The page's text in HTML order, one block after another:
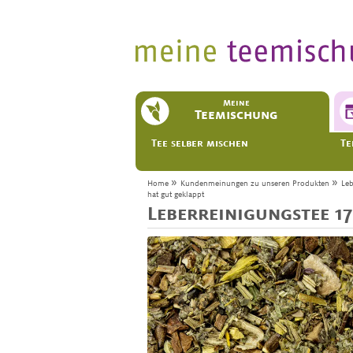
Meine
Teemischung
Tee selber mischen
Home » Kundenmeinungen zu unseren Produkten »
hat gut geklappt
Leberreinigungstee